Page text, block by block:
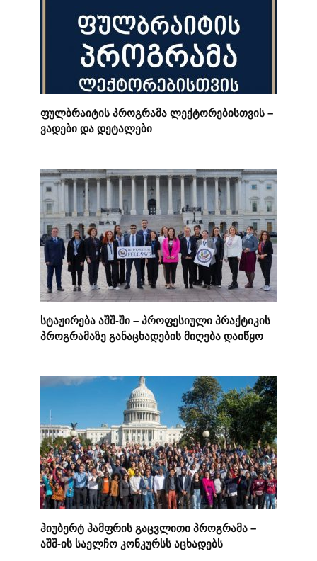
ფულბრაიტის პროგრამა ლექტორებისთვის –
ვადები და დეტალები
სტაჟირება აშშ-ში – პროფესიული პრაქტიკის
პროგრამაზე განაცხადების მიღება დაიწყო
ჰიუბერტ ჰამფრის გაცვლითი პროგრამა –
აშშ-ის საელჩო კონკურსს აცხადებს